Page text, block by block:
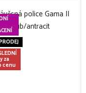
za
cenu